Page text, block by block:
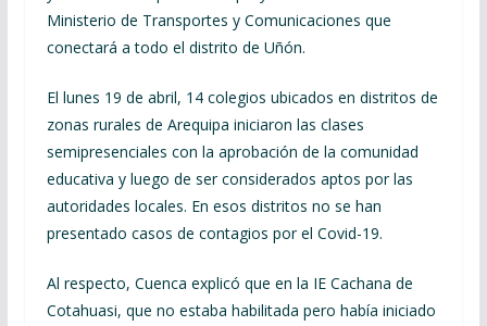
Ministerio de Transportes y Comunicaciones que
conectará a todo el distrito de Uñón.
El lunes 19 de abril, 14 colegios ubicados en distritos de
zonas rurales de Arequipa iniciaron las clases
semipresenciales con la aprobación de la comunidad
educativa y luego de ser considerados aptos por las
autoridades locales. En esos distritos no se han
presentado casos de contagios por el Covid-19.
Al respecto, Cuenca explicó que en la IE Cachana de
Cotahuasi, que no estaba habilitada pero había iniciado